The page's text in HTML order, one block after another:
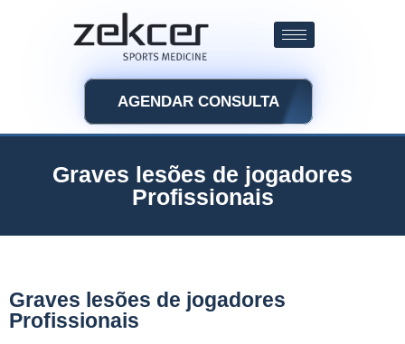
AGENDAR CONSULTA
Graves lesões de jogadores
Profissionais
Graves lesões de jogadores
Profissionais